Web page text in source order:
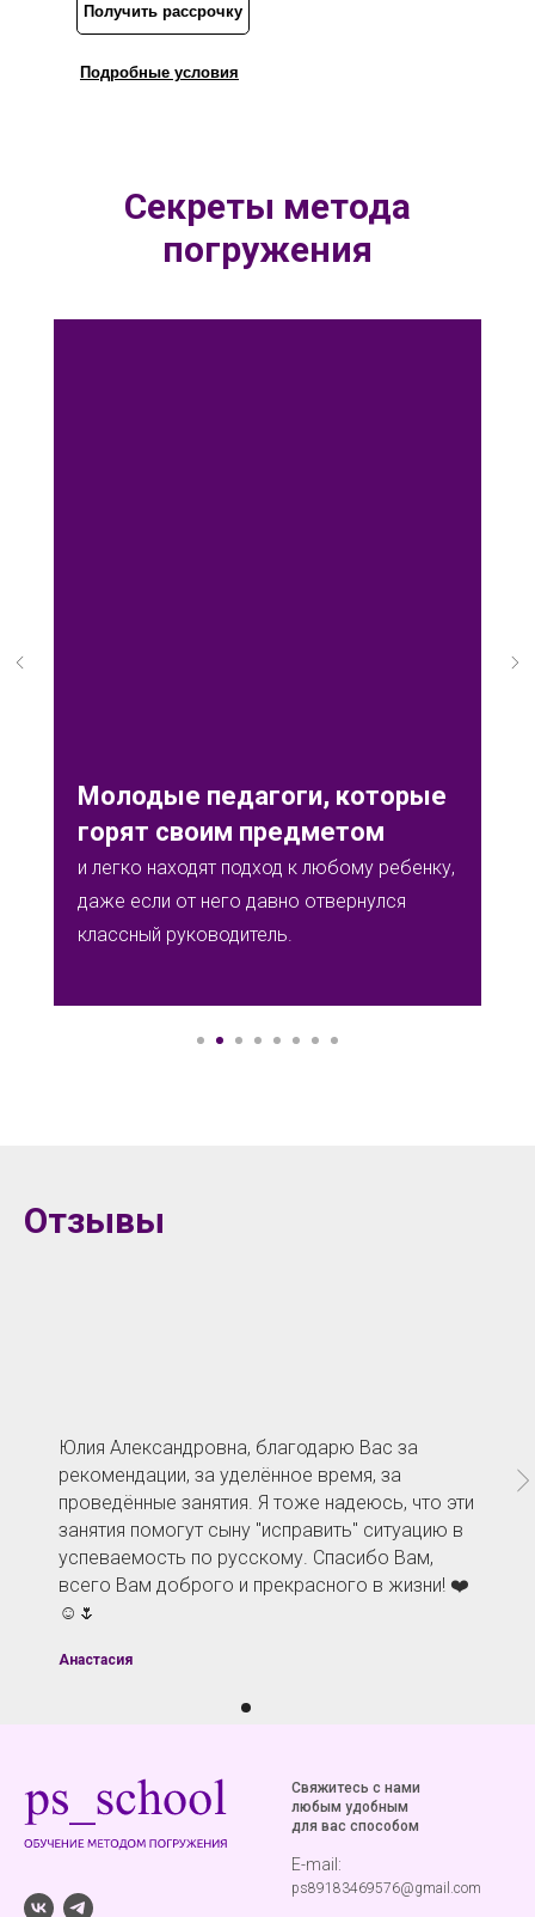
Получить рассрочку
Подробные условия
Секреты метода
погружения
Молодые педагоги, которые
горят своим предметом
и легко находят подход к любому ребенку,
даже если от него давно отвернулся
классный руководитель.
Отзывы
Юлия Александровна, благодарю Вас за
рекомендации, за уделённое время, за
проведённые занятия. Я тоже надеюсь, что эти
занятия помогут сыну "исправить" ситуацию в
успеваемость по русскому. Спасибо Вам,
всего Вам доброго и прекрасного в жизни! ❤️
☺️🌷
Анастасия
Свяжитесь с нами
любым удобным
для вас способом
E-mail:
ps89183469576@gmail.com